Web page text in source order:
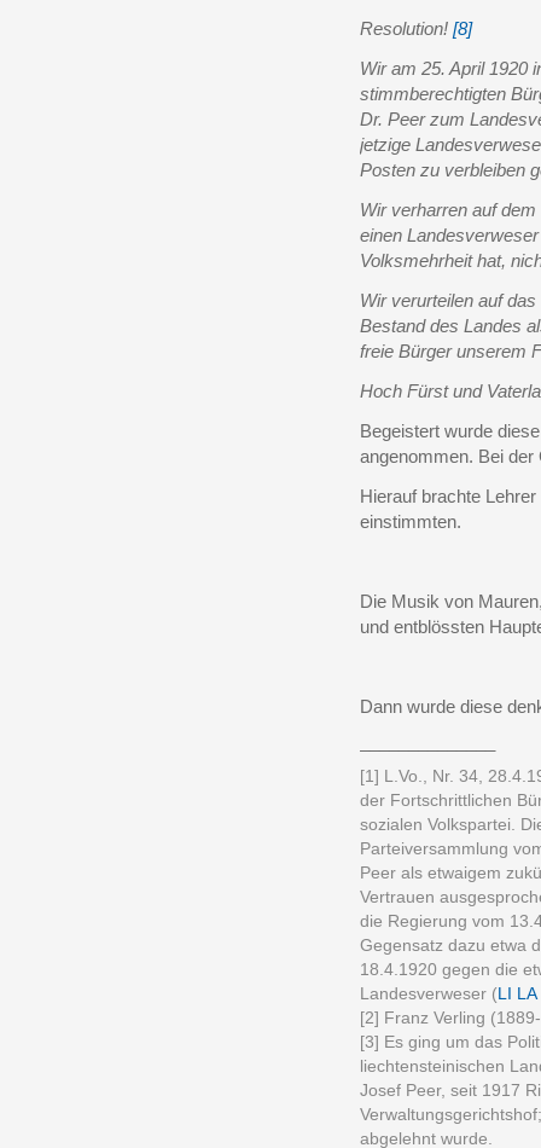
Resolution! [8]
Wir am 25. April 1920
stimmberechtigten
Dr. Peer zum
jetzige
Posten zu verbleiben
Wir verharren auf
einen
Volksmehrheit hat,
Wir verurteilen auf
Bestand des Landes
freie Bürger unserem
Hoch Fürst und
Begeistert wurde
angenommen. Bei
Hierauf brachte
einstimmten.
Die Musik von
und entblössten
Dann wurde diese
[1] L.Vo., Nr. 34,
der Fortschrittlichen
sozialen Volkspartei.
Parteiversammlung
Peer als etwaigem
Vertrauen
die Regierung vom
Gegensatz dazu etwa
18.4.1920 gegen die
Landesverweser (LI
[2] Franz Verling
[3] Es ging um das
liechtensteinischen
Josef Peer, seit 1917
abgelehnt wurde.